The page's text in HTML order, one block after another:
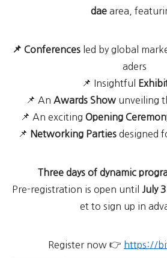
daearea,
📌 Conferences led by global
aders
📌 Insightful
📌 An Awards Show unveiling
📌 An exciting Opening
📌 Networking Parties designed
Three days of dynamic
Pre-registration is open until
July
et to sign up in
Register now 👉 https://